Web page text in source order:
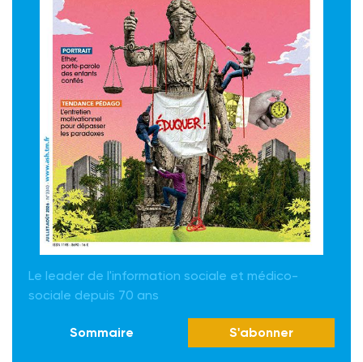
Le leader de l'information sociale et médico-
sociale depuis 70 ans
Sommaire S'abonner